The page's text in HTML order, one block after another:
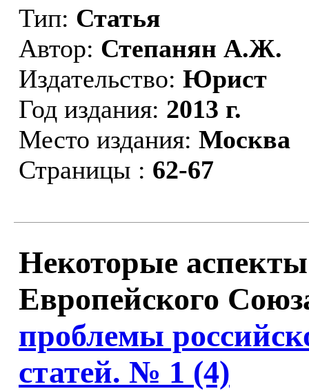
Тип: Статья
Автор: Степанян А.Ж.
Издательство: Юрист
Год издания: 2013 г.
Место издания: Москва
Страницы : 62-67
Некоторые
Европейского
проблемы
статей. № 1 (4)